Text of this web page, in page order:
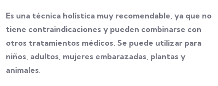
Es una técnica holística muy recomendable, ya que no
tiene contraindicaciones y pueden combinarse con
otros tratamientos médicos. Se puede utilizar para
niños, adultos, mujeres embarazadas, plantas y
animales.